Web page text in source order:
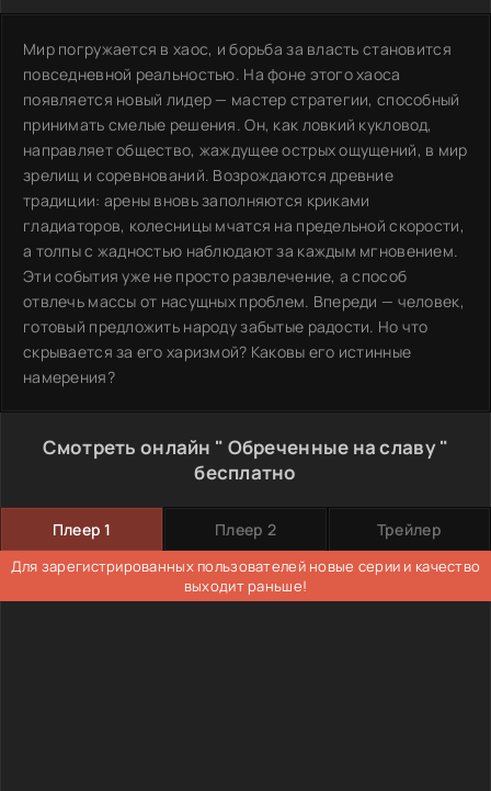
Мир погружается в хаос, и борьба за власть становится
повседневной реальностью. На фоне этого хаоса
появляется новый лидер — мастер стратегии, способный
принимать смелые решения. Он, как ловкий кукловод,
направляет общество, жаждущее острых ощущений, в мир
зрелищ и соревнований. Возрождаются древние
традиции: арены вновь заполняются криками
гладиаторов, колесницы мчатся на предельной скорости,
а толпы с жадностью наблюдают за каждым мгновением.
Эти события уже не просто развлечение, а способ
отвлечь массы от насущных проблем. Впереди — человек,
готовый предложить народу забытые радости. Но что
скрывается за его харизмой? Каковы его истинные
намерения?
Смотреть онлайн " Обреченные на славу "
бесплатно
Плеер 1 Плеер 2 Трейлер
Для зарегистрированных пользователей новые серии и качество
выходит раньше!